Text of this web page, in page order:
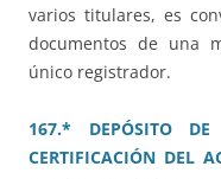
varios titulares, es
documentos de una
único registrador.
167.* DEPÓSITO
CERTIFICACIÓN DEL